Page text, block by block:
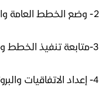
2- وضع الخطط العامة والمرحلية لمشاريع وبرامج المساعدات التي تقدم للعالم الإسلامي .
3-متابعة تنفيذ الخطط والبرامج الموضوعة ، وتقييم نتائجها ، وإعداد تقارير المتابعة الدورية عن إنجازاتها .
4- إعداد الاتفاقيات والبروتوكولات ومذكرات التفاهم التي تعقد بين الوزارة والجهات الخارجية ، ومتابعة تنفيذها .